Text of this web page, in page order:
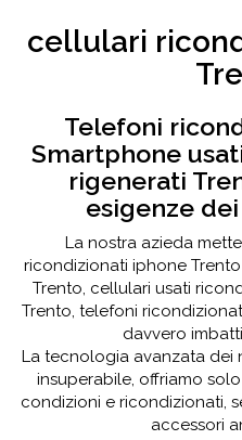
cellulari
Telefoni
Smartphone
rigenerati
esigenze
La nostra azieda
ricondizionati iphone
Trento, cellulari usati
Trento, telefoni
davvero
La tecnologia avanzata dei
insuperabile, offriamo
condizioni e ricondizionati,
accessori